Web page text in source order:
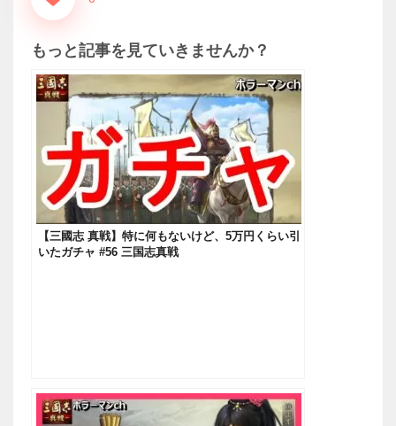
もっと記事を見ていきませんか？
【三國志 真戦】特に何もないけど、5万円くらい引
いたガチャ #56 三国志真戦